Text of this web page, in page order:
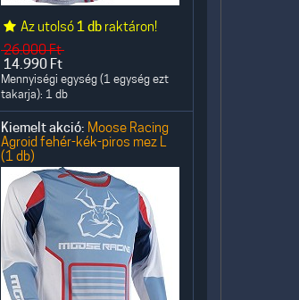
Az utolsó 1 db raktáron!
26.000Ft
14.990 Ft
Mennyiségi egység (1 egység ezt
takarja): 1 db
Kiemelt akció: Moose Racing
Agroid fehér-kék-piros mez L
(1 db)